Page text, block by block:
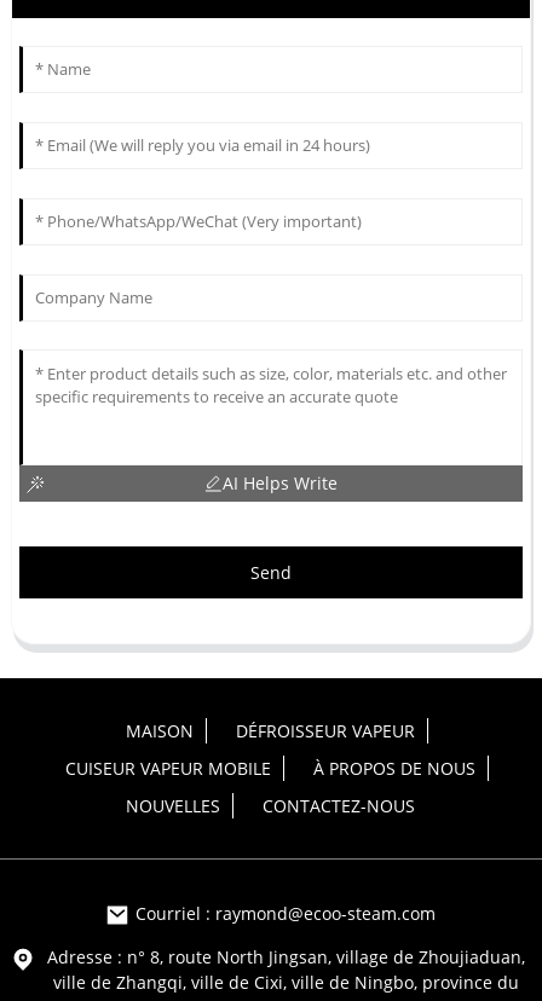
AI Helps Write
Send
MAISON
DÉFROISSEUR VAPEUR
CUISEUR VAPEUR MOBILE
À PROPOS DE NOUS
NOUVELLES
CONTACTEZ-NOUS
Courriel : raymond@ecoo-steam.com
Adresse : n° 8, route North Jingsan, village de Zhoujiaduan,
ville de Zhangqi, ville de Cixi, ville de Ningbo, province du